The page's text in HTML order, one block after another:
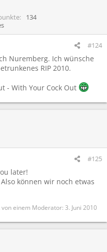
134
#124
Nuremberg. Ich wünsche
RIP 2010.
- With Your Cock Out
#125
later!
können wir noch etwas
einem Moderator: 3. Juni 2010